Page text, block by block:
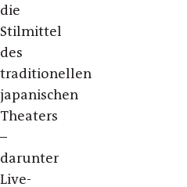
die
Stilmittel
des
traditionellen
japanischen
Theaters
–
darunter
Live-